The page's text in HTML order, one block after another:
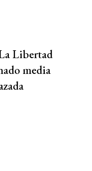
Libertad
media